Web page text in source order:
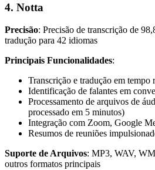
4. Notta
Precisão: Precisão de transcrição de
tradução para 42 idiomas
Principais Funcionalidades:
Transcrição e tradução em tempo
Identificação de falantes em
Processamento de arquivos de
processado em 5 minutos)
Integração com Zoom, Google
Resumos de reuniões
Suporte de Arquivos: MP3, WAV,
outros formatos principais